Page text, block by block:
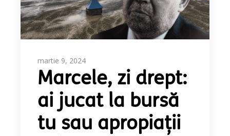
martie 9, 2024
Marcele, zi drept:
ai jucat la bursă
tu sau apropiații